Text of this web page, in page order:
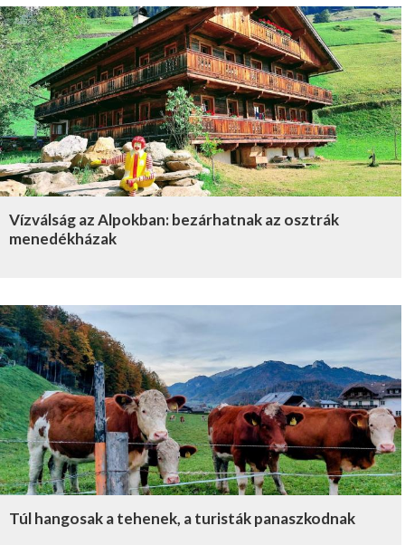
Vízválság az Alpokban: bezárhatnak az osztrák
menedékházak
Túl hangosak a tehenek, a turisták panaszkodnak